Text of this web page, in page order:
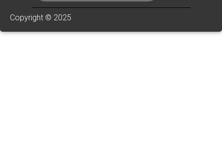
Copyright © 2025